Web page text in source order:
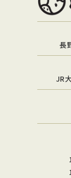
長
JR